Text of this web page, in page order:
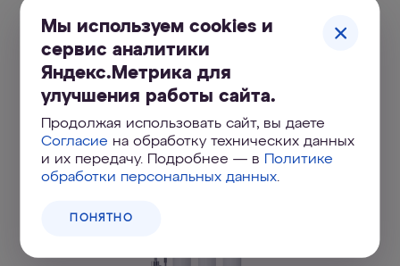
АКВАФОР Орлеан А5
Изящный небьющийся кувшин с увеличенным
ресурсом модуля и минерализацией магнием
Мы используем cookies и
сервис аналитики
Яндекс.Метрика для
улучшения работы сайта.
Продолжая использовать сайт, вы даете
Согласие на обработку технических данных
и их передачу. Подробнее — в
Политике
обработки персональных данных.
ПОНЯТНО